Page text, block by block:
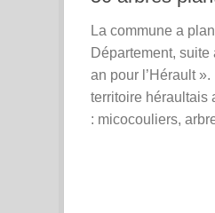
La commune a
Département,
an pour l’Hérault
territoire héraultais
: micocouliers,